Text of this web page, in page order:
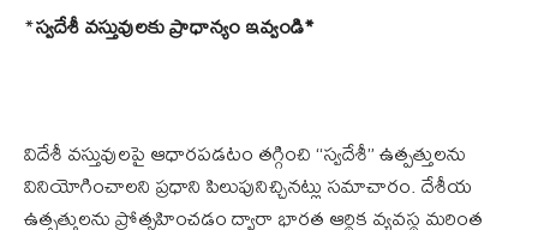
*స్వదేశీ వస్తువులకు ప్రాధాన్యం ఇవ్వండి*
విదేశీ వస్తువులపై ఆధారపడటం తగ్గించి “స్వదేశీ” ఉత్పత్తులను
వినియోగించాలని ప్రధాని పిలుపునిచ్చినట్లు సమాచారం. దేశీయ
ఉత్పత్తులను ప్రోత్సహించడం ద్వారా భారత ఆర్థిక వ్యవస్థ మరింత